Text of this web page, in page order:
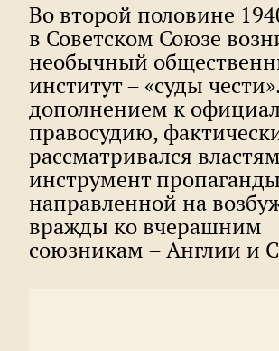
Во второй половине
в Советском Союзе
необычный
институт – «суды
дополнением к
правосудию,
рассматривался
инструмент
направленной на
вражды ко вчерашним
союзникам – Англии и